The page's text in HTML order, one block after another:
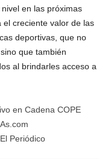
en las próximas
creciente valor de las
deportivas, que no
que también
al brindarles acceso a
en Cadena COPE
Periódico